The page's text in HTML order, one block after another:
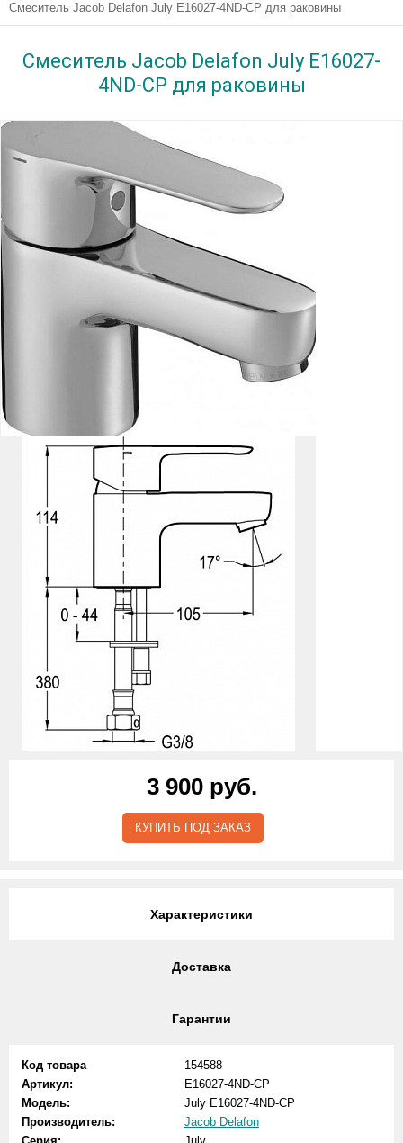
Смеситель Jacob Delafon July E16027-4ND-CP для раковины
Смеситель Jacob Delafon July E16027-
4ND-CP для раковины
3 900 руб.
КУПИТЬ ПОД ЗАКАЗ
Характеристики
Доставка
Гарантии
Код товара
154588
Артикул:
E16027-4ND-CP
Модель:
July E16027-4ND-CP
Производитель:
Jacob Delafon